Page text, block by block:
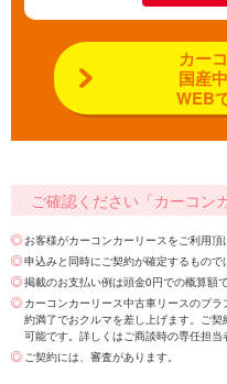
カー
国産
WEB
ご確認ください「カーコン
お客様がカーコンカーリースをご利用頂
申込みと同時にご契約が確定するもので
掲載のお支払い例は頭金0円での概算額で
カーコンカーリース中古車リースのプ
約満了でおクルマを差し上げます。ご
可能です。詳しくはご商談時の専任担当
ご契約には、審査があります。